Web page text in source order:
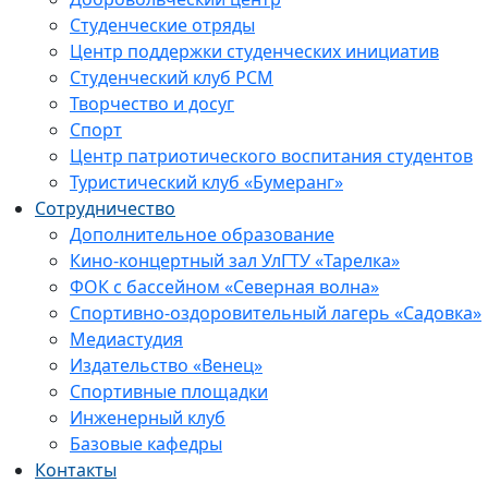
Студенческие отряды
Центр поддержки студенческих инициатив
Студенческий клуб РСМ
Творчество и досуг
Спорт
Центр патриотического воспитания студентов
Туристический клуб «Бумеранг»
Сотрудничество
Дополнительное образование
Кино-концертный зал УлГТУ «Тарелка»
ФОК с бассейном «Северная волна»
Спортивно-оздоровительный лагерь «Садовка»
Медиастудия
Издательство «Венец»
Спортивные площадки
Инженерный клуб
Базовые кафедры
Контакты